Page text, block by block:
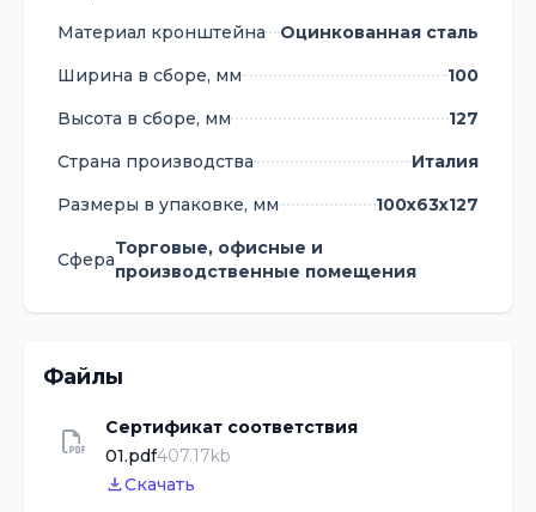
Материал кронштейна
Оцинкованная сталь
Ширина в сборе, мм
100
Высота в сборе, мм
127
Страна производства
Италия
Размеры в упаковке, мм
100х63х127
Сфера
Торговые, офисные и
производственные помещения
Файлы
Сертификат соответствия
01.pdf407.17kb
Скачать